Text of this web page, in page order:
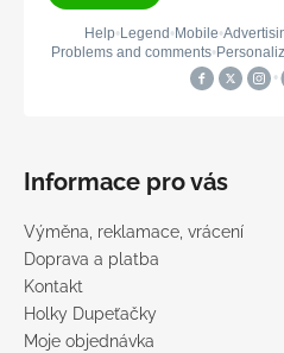
Informace pro vás
Výměna, reklamace, vrácení
Doprava a platba
Kontakt
Holky Dupeťačky
Moje objednávka